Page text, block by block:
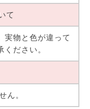
て
実物と色が違って
ださい。
ん。